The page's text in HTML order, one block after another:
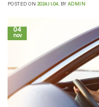
POSTED ON 2024.11.04. BY ADMIN
04
nov